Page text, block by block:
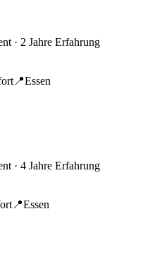
· 2 Jahre Erfahrung
📍Essen
· 4 Jahre Erfahrung
📍Essen